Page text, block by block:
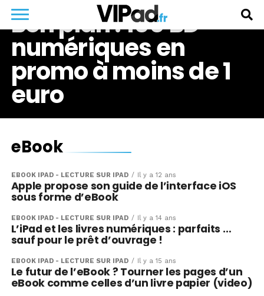
Bon plan : 100 BD
numériques en
promo à moins de 1
euro
eBook
EBOOK IPAD - LECTURE SUR IPAD Il y a 12 ans
Apple propose son guide de l’interface iOS
sous forme d’eBook
EBOOK IPAD - LECTURE SUR IPAD Il y a 14 ans
L’iPad et les livres numériques : parfaits …
sauf pour le prêt d’ouvrage !
EBOOK IPAD - LECTURE SUR IPAD Il y a 15 ans
Le futur de l’eBook ? Tourner les pages d’un
eBook comme celles d’un livre papier (video)